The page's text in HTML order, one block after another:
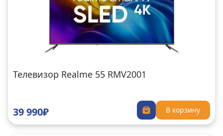
Телевизор Realme 55 RMV2001
39 990₽ В корзину